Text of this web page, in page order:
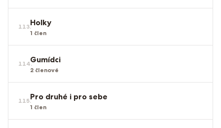
113.Holky
1 člen
114.Gumídci
2 členové
115.Pro druhé i pro sebe
1 člen